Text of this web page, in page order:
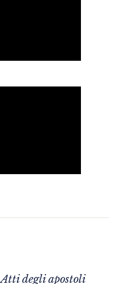
Atti degli apostoli